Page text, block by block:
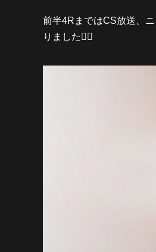
前半4RまではCS放送、
りました✌🏻